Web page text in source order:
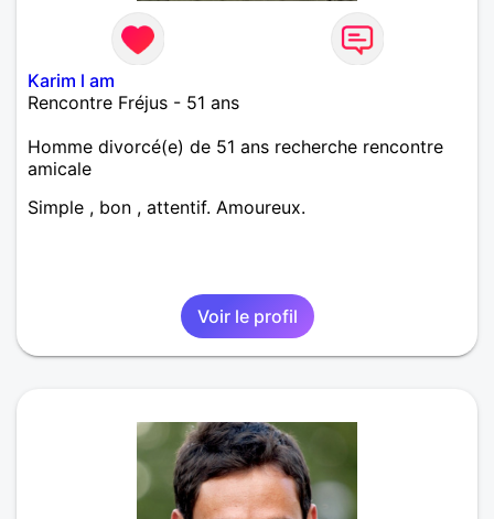
Karim l am
Rencontre Fréjus - 51 ans
Homme divorcé(e) de 51 ans recherche rencontre
amicale
Simple , bon , attentif. Amoureux.
Voir le profil